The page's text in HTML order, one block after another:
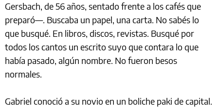
Gersbach, de 56 años, sentado frente a los cafés que
preparó—. Buscaba un papel, una carta. No sabés lo
que busqué. En libros, discos, revistas. Busqué por
todos los cantos un escrito suyo que contara lo que
había pasado, algún nombre. No fueron besos
normales.
Gabriel conoció a su novio en un boliche paki de capital.